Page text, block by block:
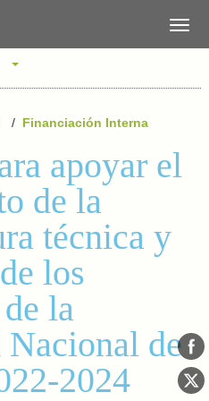
/ Financiación Interna
apoyar el
de la
técnica y
los
la
de
2024